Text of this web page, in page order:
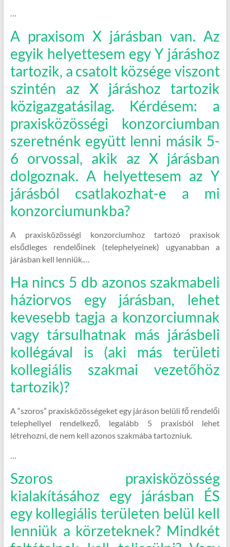
…
A praxisom X járásban van. Az
egyik helyettesem egy Y járáshoz
tartozik, a csatolt községe viszont
szintén az X járáshoz tartozik
közigazgatásilag. Kérdésem: a
praxisközösségi konzorciumban
szeretnénk együtt lenni másik 5-
6 orvossal, akik az X járásban
dolgoznak. A helyettesem az Y
járásból csatlakozhat-e a mi
konzorciumunkba?
A praxisközösségi konzorciumhoz tartozó praxisok
elsődleges rendelőinek (telephelyeinek) ugyanabban a
járásban kell lenniük.…
Ha nincs 5 db azonos szakmabeli
háziorvos egy járásban, lehet
kevesebb tagja a konzorciumnak
vagy társulhatnak más járásbeli
kollégával is (aki más területi
kollegiális szakmai vezetőhöz
tartozik)?
A “szoros” praxisközösségeket egy járáson belüli fő rendelői
telephellyel rendelkező, legalább 5 praxisból lehet
létrehozni, de nem kell azonos szakmába tartozniuk.
…
Szoros praxisközösség
kialakításához egy járásban ÉS
egy kollegiális területen belül kell
lenniük a körzeteknek? Mindkét